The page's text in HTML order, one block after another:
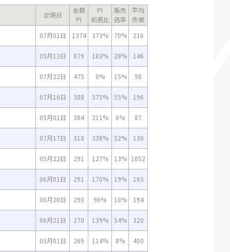
出現日
金額
PI
PI
前週比
販売
店率
平均
売価
07月01日
1374 373% 70% 216
05月13日 879 183% 28% 146
07月22日 475 0% 15% 98
07月16日 388 575% 55% 196
05月01日 384 211% 6% 87
07月17日 318 338% 52% 130
05月22日 291 127% 13% 1052
06月01日 291 170% 19% 165
06月28日 290 96% 18% 194
06月21日 270 139% 54% 320
05月01日 269 114% 8% 400